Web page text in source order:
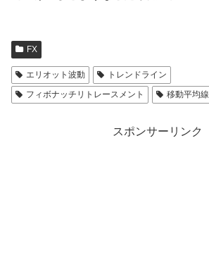
FX
エリオット波動
トレンドライン
フィボナッチリトレースメント
移動平均線
スポンサーリンク